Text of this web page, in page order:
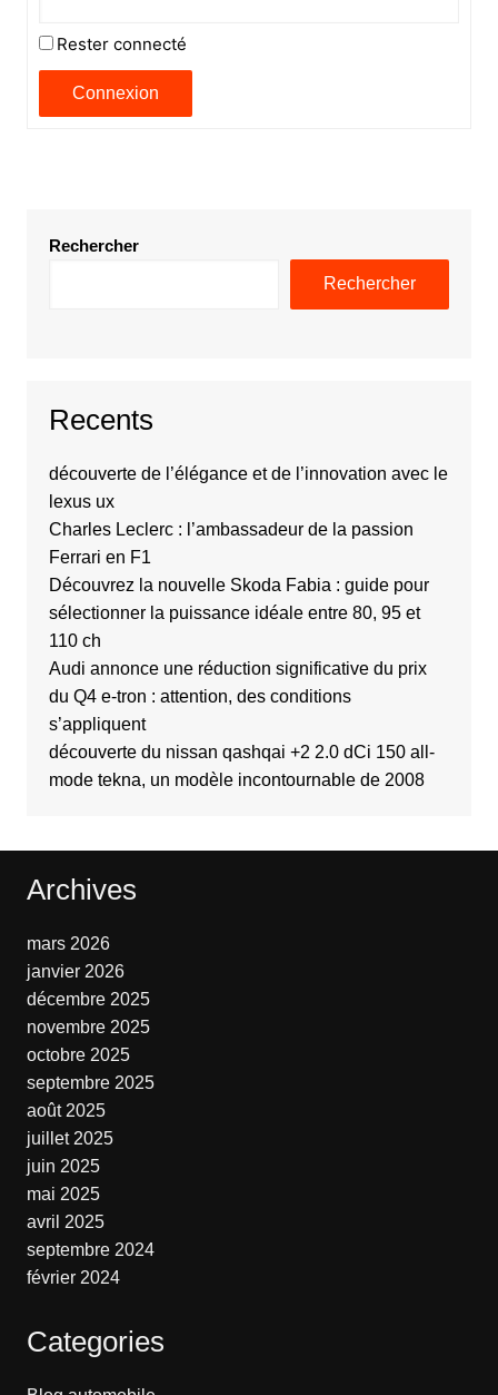
Rester connecté
Connexion
Rechercher
Rechercher
Recents
découverte de l’élégance et de l’innovation avec le
lexus ux
Charles Leclerc : l’ambassadeur de la passion
Ferrari en F1
Découvrez la nouvelle Skoda Fabia : guide pour
sélectionner la puissance idéale entre 80, 95 et
110 ch
Audi annonce une réduction significative du prix
du Q4 e-tron : attention, des conditions
s’appliquent
découverte du nissan qashqai +2 2.0 dCi 150 all-
mode tekna, un modèle incontournable de 2008
Archives
mars 2026
janvier 2026
décembre 2025
novembre 2025
octobre 2025
septembre 2025
août 2025
juillet 2025
juin 2025
mai 2025
avril 2025
septembre 2024
février 2024
Categories